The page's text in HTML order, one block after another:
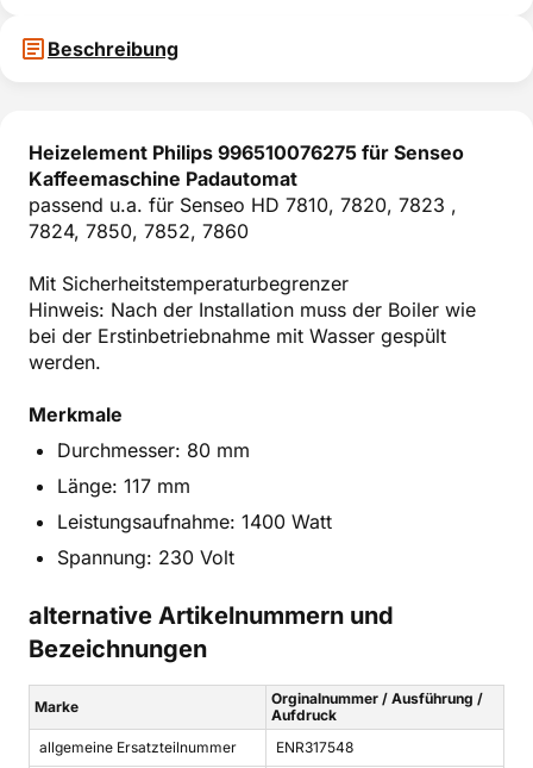
Beschreibung
Heizelement Philips 996510076275 für Senseo
Kaffeemaschine Padautomat
passend u.a. für Senseo HD 7810, 7820, 7823 ,
7824, 7850, 7852, 7860
Mit Sicherheitstemperaturbegrenzer
Hinweis: Nach der Installation muss der Boiler wie
bei der Erstinbetriebnahme mit Wasser gespült
werden.
Merkmale
Durchmesser: 80 mm
Länge: 117 mm
Leistungsaufnahme: 1400 Watt
Spannung: 230 Volt
alternative Artikelnummern und
Bezeichnungen
Marke
Orginalnummer / Ausführung /
Aufdruck
allgemeine Ersatzteilnummer
ENR317548